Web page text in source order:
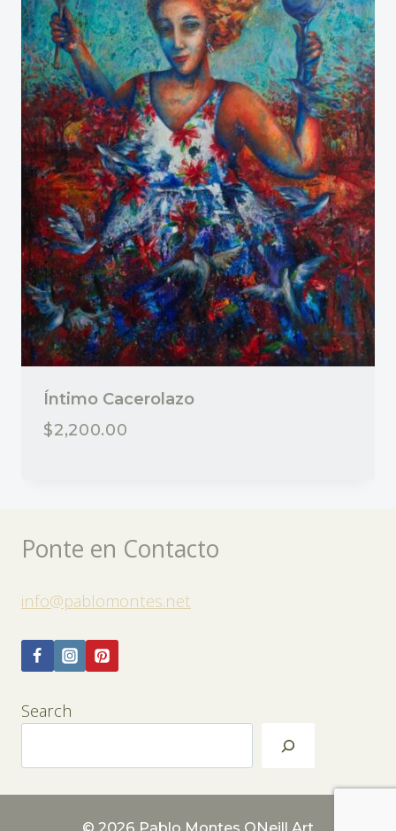
Íntimo Cacerolazo
$2,200.00
Ponte en Contacto
info@pablomontes.net
Search
© 2026 Pablo Montes ONeill Art